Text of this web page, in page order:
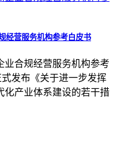
经营服务机构参考白皮书
业合规经营服务机构参考
发布《关于进一步发挥
化产业体系建设的若干措